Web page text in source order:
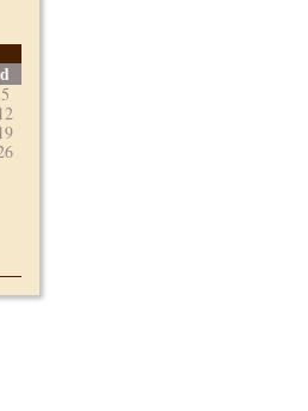
d
5
12
19